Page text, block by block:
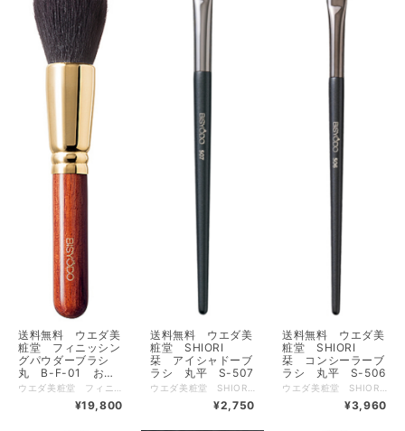
送料無料 ウエダ美
粧堂 フィニッシン
グパウダーブラシ
丸 B-F-01 お取
り寄せ品3営業日程
¥19,800
送料無料 ウエダ美
粧堂 SHIORI
栞 アイシャドーブ
ラシ 丸平 S-507
¥2,750
送料無料 ウエダ美
粧堂 SHIORI
栞 コンシーラーブ
ラシ 丸平 S-506
¥3,960